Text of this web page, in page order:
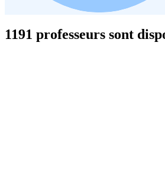
1191 professeurs sont